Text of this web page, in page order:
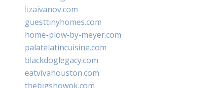
lizaivanov.com
guesttinyhomes.com
home-plow-by-meyer.com
palatelatincuisine.com
blackdoglegacy.com
eatvivahouston.com
thebigshowok.com